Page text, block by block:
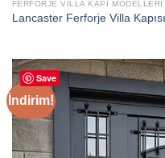
FERFORJE VILLA KAPI MODELLERI
Lancaster Ferforje Villa
Save
İndirim!